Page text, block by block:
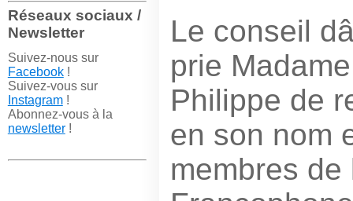
Réseaux sociaux /
Newsletter
Suivez-nous sur
Facebook!
Suivez-vous sur
Instagram!
Abonnez-vous à la
newsletter!
Le conseil
prie
Philippe de
en son nom
membres de